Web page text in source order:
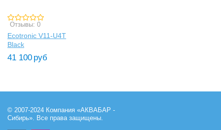
Отзывы: 0
Ecotronic V11-U4T
Black
41 100 руб
© 2007-2024 Компания «АКВАБАР -
Сибирь». Все права защищены.